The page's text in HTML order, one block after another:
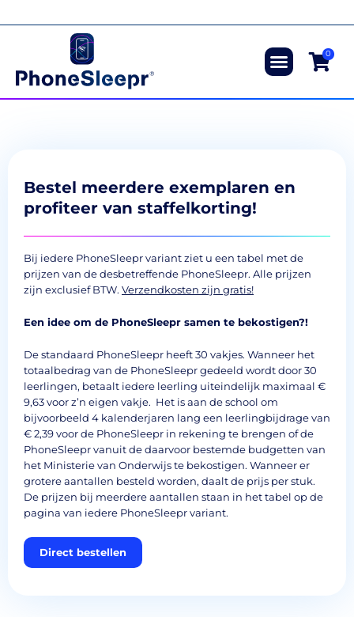
naarBestel vandaag, betaal achteraf
0
Bestel meerdere exemplaren en
profiteer van staffelkorting!
Bij iedere PhoneSleepr variant ziet u een tabel met de
prijzen van de desbetreffende PhoneSleepr. Alle prijzen
zijn exclusief BTW. Verzendkosten zijn gratis!
Een idee om de PhoneSleepr samen te bekostigen?!
De standaard PhoneSleepr heeft 30 vakjes. Wanneer het
totaalbedrag van de PhoneSleepr gedeeld wordt door 30
leerlingen, betaalt iedere leerling uiteindelijk maximaal €
9,63 voor z’n eigen vakje. Het is aan de school om
bijvoorbeeld 4 kalenderjaren lang een leerlingbijdrage van
€ 2,39 voor de PhoneSleepr in rekening te brengen of de
PhoneSleepr vanuit de daarvoor bestemde budgetten van
het Ministerie van Onderwijs te bekostigen. Wanneer er
grotere aantallen besteld worden, daalt de prijs per stuk.
De prijzen bij meerdere aantallen staan in het tabel op de
pagina van iedere PhoneSleepr variant.
Direct bestellen